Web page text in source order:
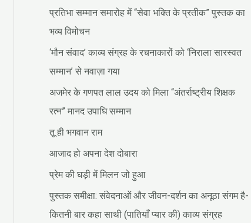
प्रतिभा सम्मान समारोह में “सेवा भक्ति के प्रतीक” पुस्तक का
भव्य विमोचन
‘मौन संवाद’ काव्य संग्रह के रचनाकारों को ‘निराला सारस्वत
सम्मान’ से नवाज़ा गया
अजमेर के गणपत लाल उदय को मिला “अंतर्राष्ट्रीय शिक्षक
रत्न” मानद उपाधि सम्मान
तू ही भगवान राम
आजाद हो अपना देश दोबारा
प्रेम की घड़ी में मिलन जो हुआ
पुस्तक समीक्षा: संवेदनाओं और जीवन-दर्शन का अनूठा संगम है-
कितनी बार कहा साथी (पातियाँ प्यार की) काव्य संग्रह